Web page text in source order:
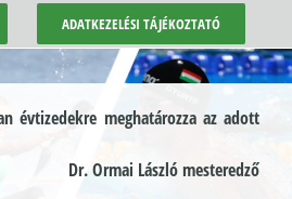
ADATKEZELÉSI TÁJÉKOZTATÓ
évtizedekre meghatározza az adott
Dr. Ormai László mesteredző